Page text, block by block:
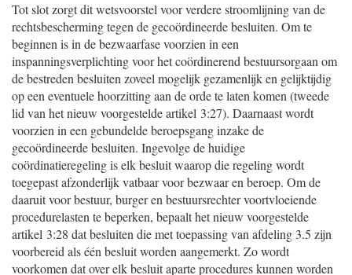
Tot slot zorgt dit wetsvoorstel voor verdere stroomlijning van de
rechtsbescherming tegen de gecoördineerde besluiten. Om te
beginnen is in de bezwaarfase voorzien in een
inspanningsverplichting voor het coördinerend bestuursorgaan om
de bestreden besluiten zoveel mogelijk gezamenlijk en gelijktijdig
op een eventuele hoorzitting aan de orde te laten komen (tweede
lid van het nieuw voorgestelde artikel 3:27). Daarnaast wordt
voorzien in een gebundelde beroepsgang inzake de
gecoördineerde besluiten. Ingevolge de huidige
coördinatieregeling is elk besluit waarop die regeling wordt
toegepast afzonderlijk vatbaar voor bezwaar en beroep. Om de
daaruit voor bestuur, burger en bestuursrechter voortvloeiende
procedurelasten te beperken, bepaalt het nieuw voorgestelde
artikel 3:28 dat besluiten die met toepassing van afdeling 3.5 zijn
voorbereid als één besluit worden aangemerkt. Zo wordt
voorkomen dat over elk besluit aparte procedures kunnen worden